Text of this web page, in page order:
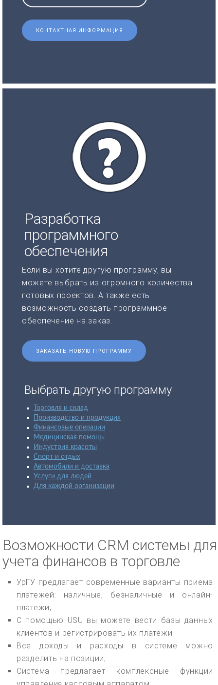
КОНТАКТНАЯ ИНФОРМАЦИЯ
Разработка
программного
обеспечения
Если вы хотите другую программу, вы
можете выбрать из огромного количества
готовых проектов. А также есть
возможность создать программное
обеспечение на заказ.
ЗАКАЗАТЬ НОВУЮ ПРОГРАММУ
Выбрать другую программу
Торговля и склад
Производство и продукция
Финансовые операции
Медицинская помощь
Индустрия красоты
Спорт и отдых
Автомобили и доставка
Услуги для людей
Для каждой организации
Возможности CRM системы для
учета финансов в торговле
УрГУ предлагает современные варианты приема
платежей: наличные, безналичные и онлайн-
платежи;
С помощью USU вы можете вести базы данных
клиентов и регистрировать их платежи.
Все доходы и расходы в системе можно
разделить на позиции;
Система предлагает комплексные функции